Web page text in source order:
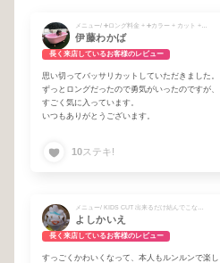
伊藤わかば
長く来店しているお客様のレビュー
思い切ってバッサリカットしていただきました。
ずっとロングだったので勇気がいったのですが、
すごく気に入っています。
いつもありがとうございます。
10ステキ!
よしかいえ
長く来店しているお客様のレビュー
すっごくかわいくなって、本人もルンルンで楽し